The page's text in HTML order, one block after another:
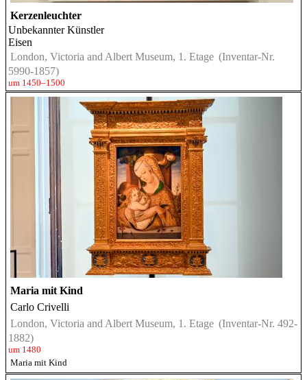
Kerzenleuchter
Unbekannter Künstler
Eisen
London, Victoria and Albert Museum, 1. Etage (Inventar-Nr.
5990-1857)
um 1450–1500
Maria mit Kind
Carlo Crivelli
London, Victoria and Albert Museum, 1. Etage (Inventar-Nr. 492-
1882)
um 1480
Maria mit Kind